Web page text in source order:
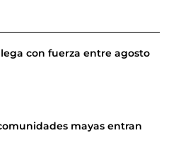
con fuerza entre agosto
mayas entran